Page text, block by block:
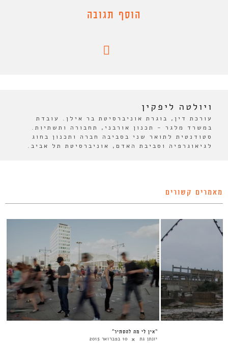
הוסף תגובה
ויולטה ליפקין
עורכת דין, בוגרת אוניברסיטת בר אילן. עובדת
במשרד מלגר - תכנון אורבני, תחבורה ותשתיות.
סטודנטית לתואר שני בסביבה חברה ותכנון בחוג
לגיאוגרפיה וסביבת האדם, אוניברסיטת תל אביב.
מאמרים קשורים
“אין לי מה להסתיר”
יונתן גת 10 בפברואר 2015